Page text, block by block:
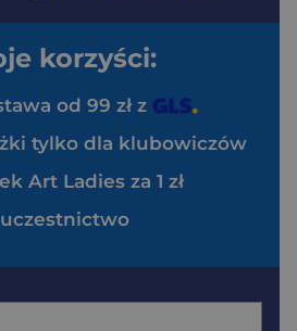
korzyści:
od 99 zł z
tylko dla klubowiczów
Art Ladies za 1 zł
uczestnictwo